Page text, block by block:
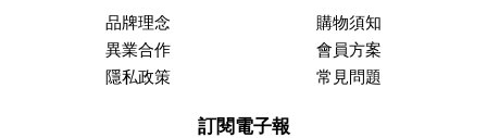
品牌理念
異業合作
隱私政策
購物須知
會員方案
常見問題
訂閱電子報